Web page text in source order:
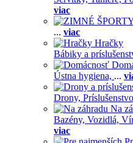
viac
... viac
Hračky
Bábiky a
Ústna hygiena, ...
Drony,
Na
Bazény, Vozidlá,
viac